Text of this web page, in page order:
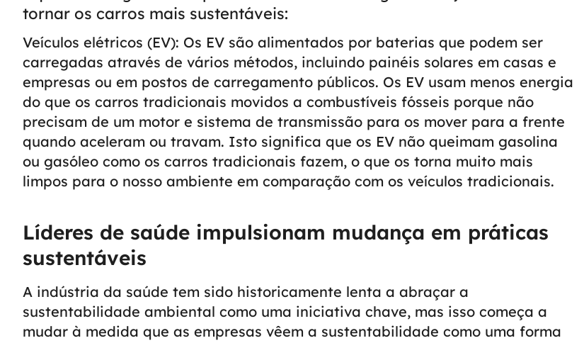
tornar os carros mais sustentáveis:
Veículos elétricos (EV): Os EV são alimentados por baterias que podem ser
carregadas através de vários métodos, incluindo painéis solares em casas e
empresas ou em postos de carregamento públicos. Os EV usam menos energia
do que os carros tradicionais movidos a combustíveis fósseis porque não
precisam de um motor e sistema de transmissão para os mover para a frente
quando aceleram ou travam. Isto significa que os EV não queimam gasolina
ou gasóleo como os carros tradicionais fazem, o que os torna muito mais
limpos para o nosso ambiente em comparação com os veículos tradicionais.
Líderes de saúde impulsionam mudança em práticas
sustentáveis
A indústria da saúde tem sido historicamente lenta a abraçar a
sustentabilidade ambiental como uma iniciativa chave, mas isso começa a
mudar à medida que as empresas vêem a sustentabilidade como uma forma